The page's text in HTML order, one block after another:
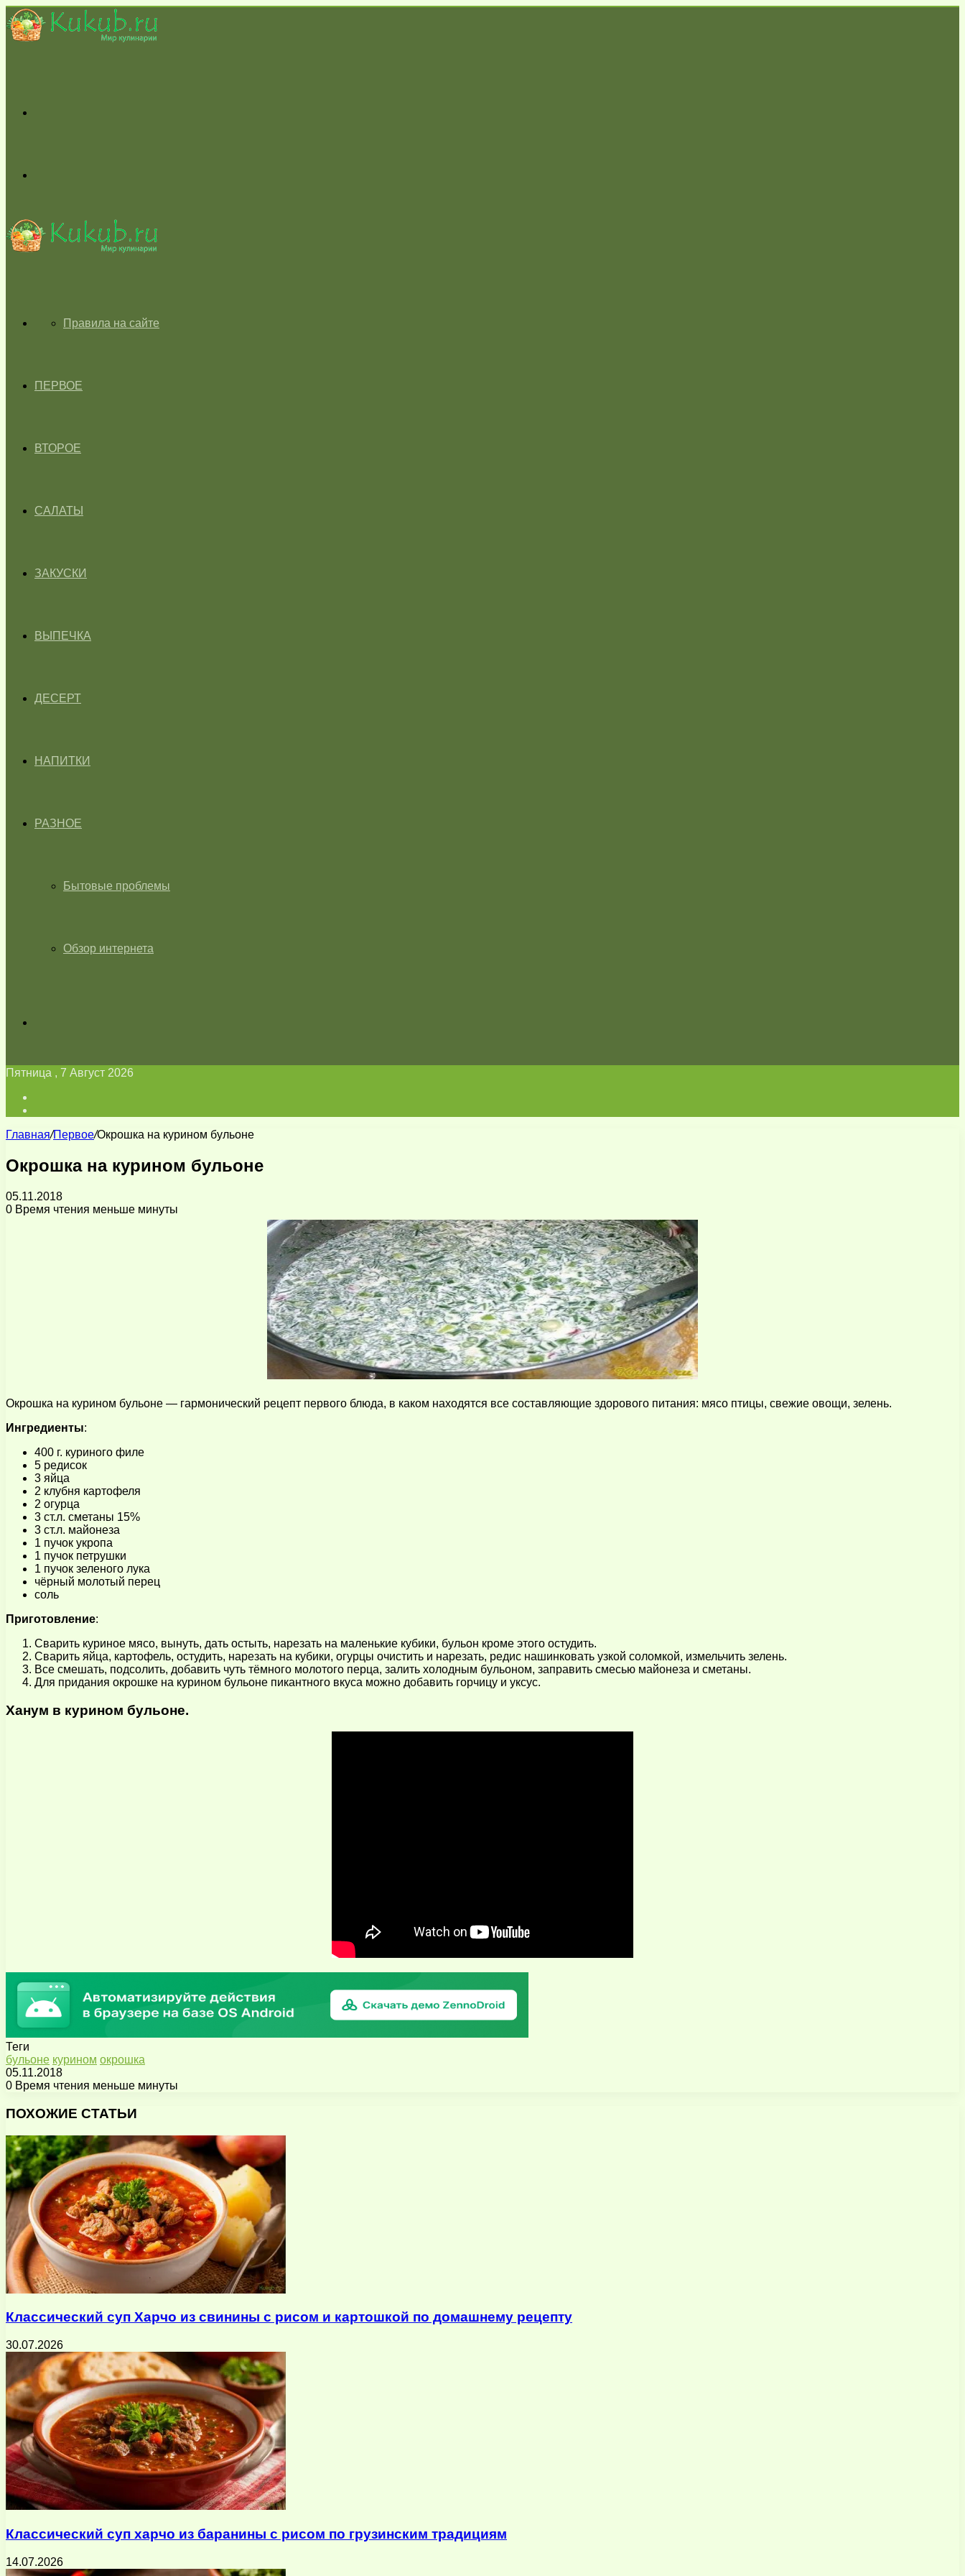
skin
ГЛАВНАЯПравила на сайте
ПЕРВОЕ
ВТОРОЕ
САЛАТЫ
ЗАКУСКИ
ВЫПЕЧКА
ДЕСЕРТ
НАПИТКИ
РАЗНОЕ
Бытовые проблемы
Обзор интернета
Пятница , 7 Август 2026
Главная/Первое/Окрошка на курином бульоне
Окрошка на курином бульоне
05.11.2018
0 Время чтения меньше минуты
Окрошка на курином бульоне — гармонический рецепт первого блюда, в каком находятся все составляющие здорового питания: мясо птицы, свежие овощи, зелень.
Ингредиенты:
400 г. куриного филе
5 редисок
3 яйца
2 клубня картофеля
2 огурца
3 ст.л. сметаны 15%
3 ст.л. майонеза
1 пучок укропа
1 пучок петрушки
1 пучок зеленого лука
чёрный молотый перец
соль
Приготовление:
Сварить куриное мясо, вынуть, дать остыть, нарезать на маленькие кубики, бульон кроме этого остудить.
Сварить яйца, картофель, остудить, нарезать на кубики, огурцы очистить и нарезать, редис нашинковать узкой соломкой, измельчить зелень.
Все смешать, подсолить, добавить чуть тёмного молотого перца, залить холодным бульоном, заправить смесью майонеза и сметаны.
Для придания окрошке на курином бульоне пикантного вкуса можно добавить горчицу и уксус.
Ханум в курином бульоне.
Теги
бульоне курином окрошка
05.11.2018
0 Время чтения меньше минуты
через
почту
ПОХОЖИЕ СТАТЬИ
Классический суп Харчо из свинины с рисом и картошкой по домашнему рецепту
30.07.2026
Классический суп харчо из баранины с рисом по грузинским традициям
14.07.2026